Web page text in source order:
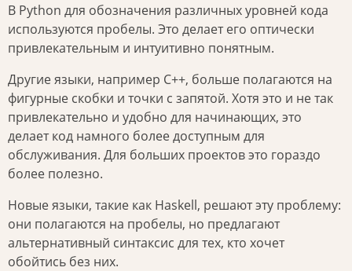
В Python для обозначения различных уровней кода
используются пробелы. Это делает его оптически
привлекательным и интуитивно понятным.
Другие языки, например C++, больше полагаются на
фигурные скобки и точки с запятой. Хотя это и не так
привлекательно и удобно для начинающих, это
делает код намного более доступным для
обслуживания. Для больших проектов это гораздо
более полезно.
Новые языки, такие как Haskell, решают эту проблему:
они полагаются на пробелы, но предлагают
альтернативный синтаксис для тех, кто хочет
обойтись без них.